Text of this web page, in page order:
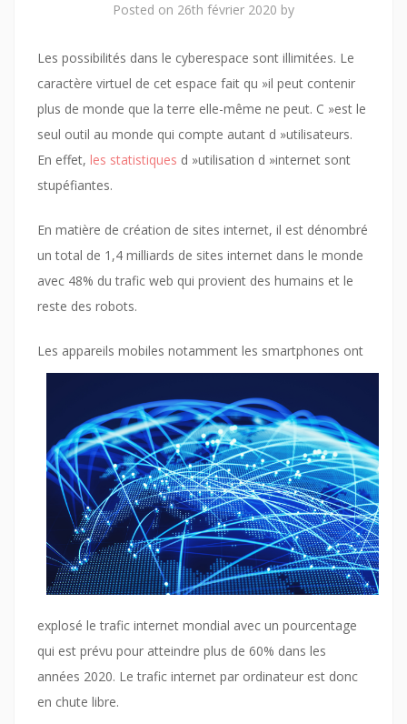
Posted on 26th février 2020 by
Les possibilités dans le cyberespace sont illimitées. Le
caractère virtuel de cet espace fait qu »il peut contenir
plus de monde que la terre elle-même ne peut. C »est le
seul outil au monde qui compte autant d »utilisateurs.
En effet, les statistiques d »utilisation d »internet sont
stupéfiantes.
En matière de création de sites internet, il est dénombré
un total de 1,4 milliards de sites internet dans le monde
avec 48% du trafic web qui provient des humains et le
reste des robots.
Les appareils mobiles notamment les smartphones ont
explosé le trafic internet mondial avec un pourcentage
qui est prévu pour atteindre plus de 60% dans les
années 2020. Le trafic internet par ordinateur est donc
en chute libre.